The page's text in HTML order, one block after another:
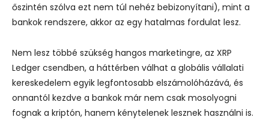
őszintén szólva ezt nem túl nehéz bebizonyítani), mint a
bankok rendszere, akkor az egy hatalmas fordulat lesz.
Nem lesz többé szükség hangos marketingre, az XRP
Ledger csendben, a háttérben válhat a globális vállalati
kereskedelem egyik legfontosabb elszámolóházává, és
onnantól kezdve a bankok már nem csak mosolyogni
fognak a kriptón, hanem kénytelenek lesznek használni is.